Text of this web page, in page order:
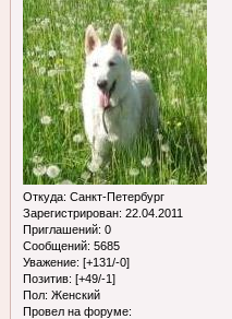
Откуда: Санкт-Петербург
Зарегистрирован: 22.04.2011
Приглашений: 0
Сообщений: 5685
Уважение: [+131/-0]
Позитив: [+49/-1]
Пол: Женский
Провел на форуме: